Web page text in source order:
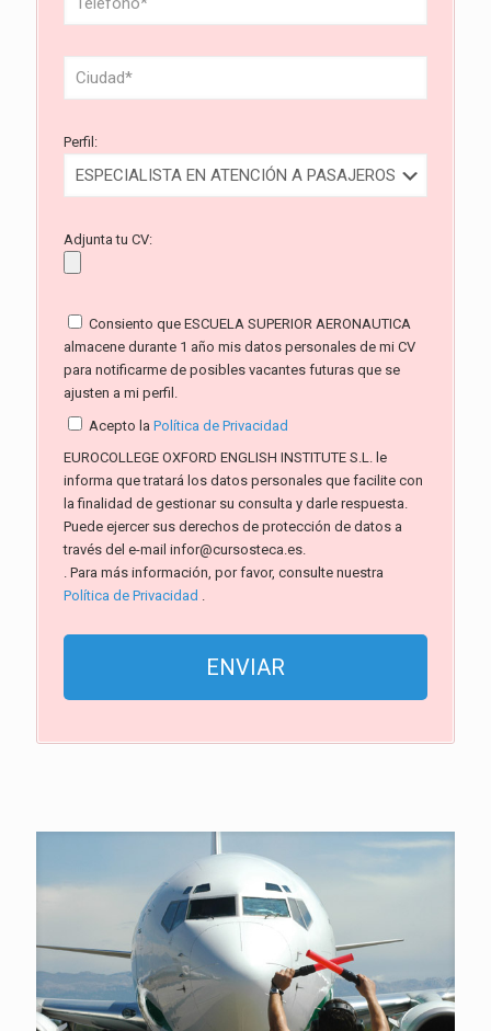
Perfil:
Adjunta tu CV:
Consiento que ESCUELA SUPERIOR AERONAUTICA
almacene durante 1 año mis datos personales de mi CV
para notificarme de posibles vacantes futuras que se
ajusten a mi perfil.
Acepto la Política de Privacidad
EUROCOLLEGE OXFORD ENGLISH INSTITUTE S.L. le
informa que tratará los datos personales que facilite con
la finalidad de gestionar su consulta y darle respuesta.
Puede ejercer sus derechos de protección de datos a
través del e-mail infor@cursosteca.es.
. Para más información, por favor, consulte nuestra
Política de Privacidad .